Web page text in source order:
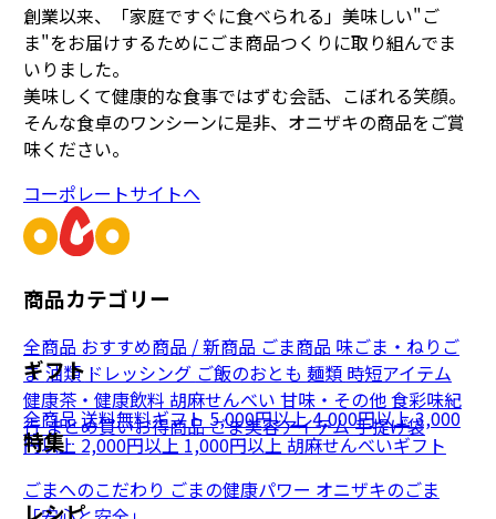
創業以来、「家庭ですぐに食べられる」美味しい"ご
ま"をお届けするためにごま商品つくりに取り組んでま
いりました。
美味しくて健康的な食事ではずむ会話、こぼれる笑顔。
そんな食卓のワンシーンに是非、オニザキの商品をご賞
味ください。
コーポレートサイトへ
商品カテゴリー
全商品 おすすめ商品 / 新商品 ごま商品 味ごま・ねりご
ま油類 ドレッシング ご飯のおとも 麺類 時短アイテム
健康茶・健康飲料 胡麻せんべい 甘味・その他食彩味紀
行まとめ買いお得商品ごま美容アイテム手提げ袋
ギフト
全商品送料無料ギフト5,000円以上4,000円以上3,000
円以上2,000円以上1,000円以上胡麻せんべいギフト
特集
ごまへのこだわり ごまの健康パワー オニザキのごま
レシピ